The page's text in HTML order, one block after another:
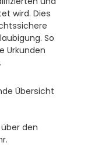
wird. Dies
So
Urkunden
Übersicht
den